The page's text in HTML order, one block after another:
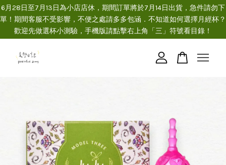
6月28日至7月13日為小店店休，期間訂單將於7月14日出貨，急件請勿下
單！期間客服不受影響，不便之處請多多包涵．不知道如何選擇月經杯？
歡迎先做選杯小測驗，手機版請點擊右上角「三」符號看目錄！
您的購物車目前還是空的。